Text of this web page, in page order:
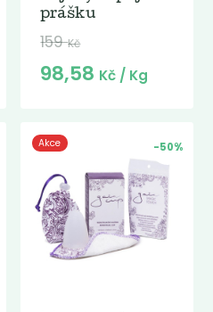
prášku
159Kč
98,58 Kč / Kg
Akce -50%